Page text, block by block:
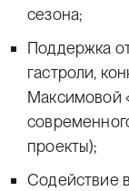
сезона;
Поддержка
гастроли,
Максимовой
проекты);
Содействие